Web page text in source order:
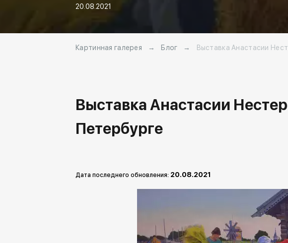
20.08.2021
Картинная галерея → Блог → Выставка Анастасии
Выставка Анастасии
Петербурге
Дата последнего обновления: 20.08.2021